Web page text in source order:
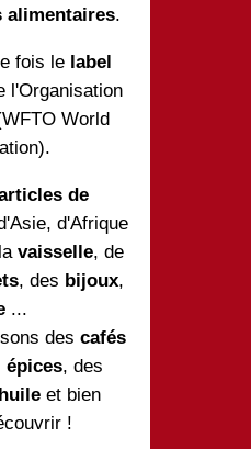
alimentaires.
fois lelabel
l'Organisation
World
de
d'Afrique
vaisselle, de
, des bijoux,
...
des cafés
épices, des
et bien
!